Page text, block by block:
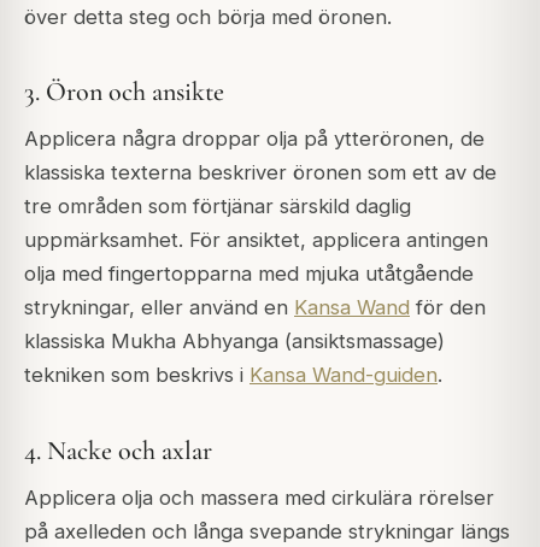
över detta steg och börja med öronen.
3. Öron och ansikte
Applicera några droppar olja på ytteröronen, de
klassiska texterna beskriver öronen som ett av de
tre områden som förtjänar särskild daglig
uppmärksamhet. För ansiktet, applicera antingen
olja med fingertopparna med mjuka utåtgående
strykningar, eller använd en Kansa Wand för den
klassiska Mukha Abhyanga (ansiktsmassage)
tekniken som beskrivs i Kansa Wand-guiden.
4. Nacke och axlar
Applicera olja och massera med cirkulära rörelser
på axelleden och långa svepande strykningar längs